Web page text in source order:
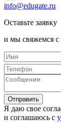
info@edugate.ru
Оставьте заявку
и мы свяжемся
Отправить
Я даю свое
и соглашаюсь с